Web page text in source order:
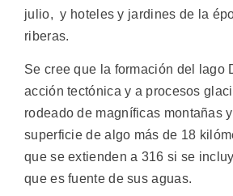
julio, y hoteles y jardines de la
riberas.
Se cree que la formación del lago
acción tectónica y a procesos
rodeado de magníficas montañas
superficie de algo más de 18
que se extienden a 316 si se
que es fuente de sus aguas.